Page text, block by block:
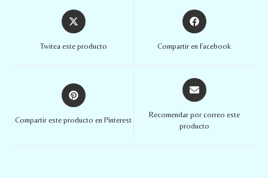
Twitea este producto Compartir en Facebook
Compartir este producto en Pinterest
Recomendar por correo este
producto